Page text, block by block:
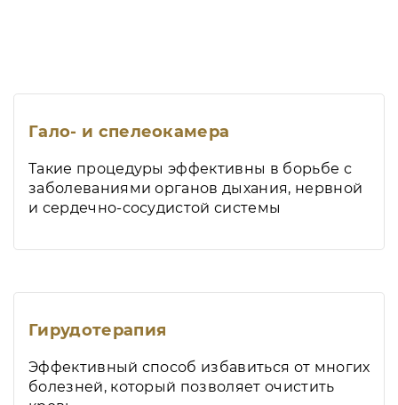
Гало- и спелеокамера
Такие процедуры эффективны в борьбе с
заболеваниями органов дыхания, нервной
и сердечно-сосудистой системы
Гирудотерапия
Эффективный способ избавиться от многих
болезней, который позволяет очистить